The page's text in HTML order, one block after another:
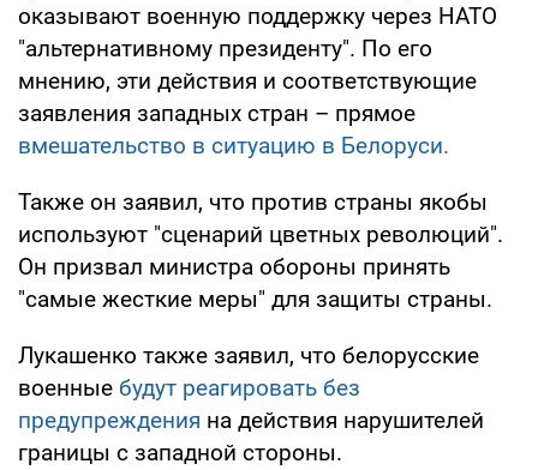
оказывают военную поддержку через НАТО
"альтернативному президенту". По его
мнению, эти действия и соответствующие
заявления западных стран – прямое
вмешательство в ситуацию в Белоруси.
Также он заявил, что против страны якобы
используют "сценарий цветных революций".
Он призвал министра обороны принять
"самые жесткие меры" для защиты страны.
Лукашенко также заявил, что белорусские
военные будут реагировать без
предупреждения на действия нарушителей
границы с западной стороны.